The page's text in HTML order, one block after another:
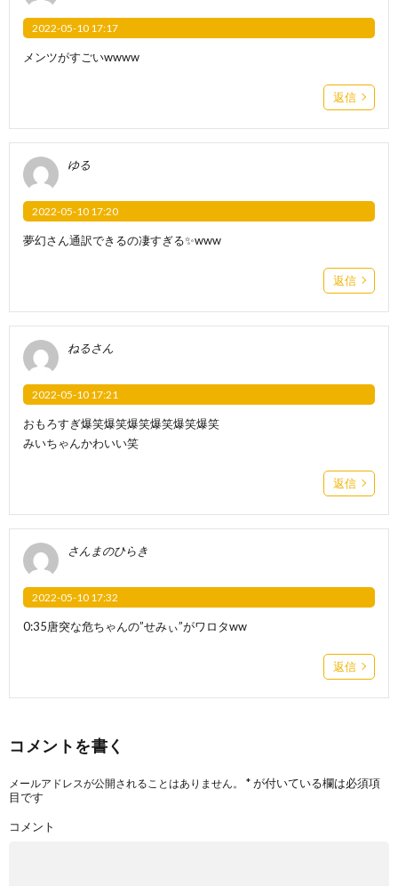
2022-05-10 17:17
メンツがすごいwwww
返信
ゆる
2022-05-10 17:20
夢幻さん通訳できるの凄すぎる✨www
返信
ねるさん
2022-05-10 17:21
おもろすぎ爆笑爆笑爆笑爆笑爆笑爆笑
みいちゃんかわいい笑
返信
さんまのひらき
2022-05-10 17:32
0:35唐突な危ちゃんの”せみぃ”がワロタww
返信
コメントを書く
メールアドレスが公開されることはありません。 *が付いている欄は必須項
目です
コメント